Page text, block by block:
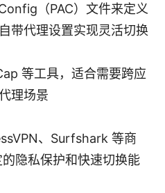
（PAC）文件来定义
带代理设置实现灵活切换
等工具，适合需要跨应
理场景
、Surfshark 等商
隐私保护和快速切换能